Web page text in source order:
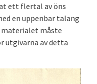
ett flertal av öns
en uppenbar talang
materialet måste
utgivarna av detta